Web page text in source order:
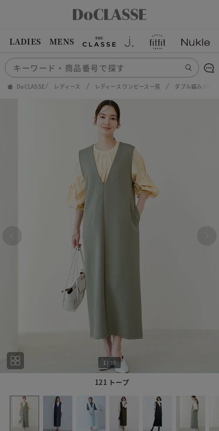
LADIES MENS
DoCLASSE レディース レディース ワンピース一覧 ダブル編みジャ
121 トープ
1 | 30